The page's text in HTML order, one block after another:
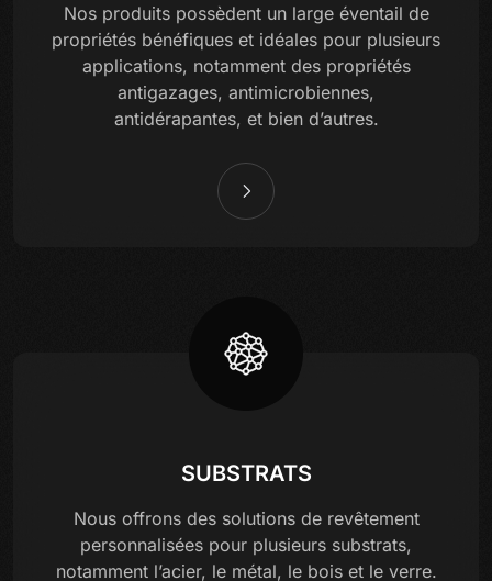
Nos produits possèdent un large éventail de
propriétés bénéfiques et idéales pour plusieurs
applications, notamment des propriétés
antigazages, antimicrobiennes,
antidérapantes, et bien d’autres.
SUBSTRATS
Nous offrons des solutions de revêtement
personnalisées pour plusieurs substrats,
notamment l’acier, le métal, le bois et le verre.